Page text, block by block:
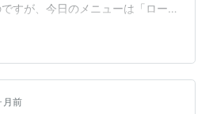
すが、今日のメニューは「ロー
パン粉がしっかりと立ち、見事
とした小気味よい食感で油の切
が食欲をそそります。お肉の厚
かりと火入れがされた丁寧な仕
月前